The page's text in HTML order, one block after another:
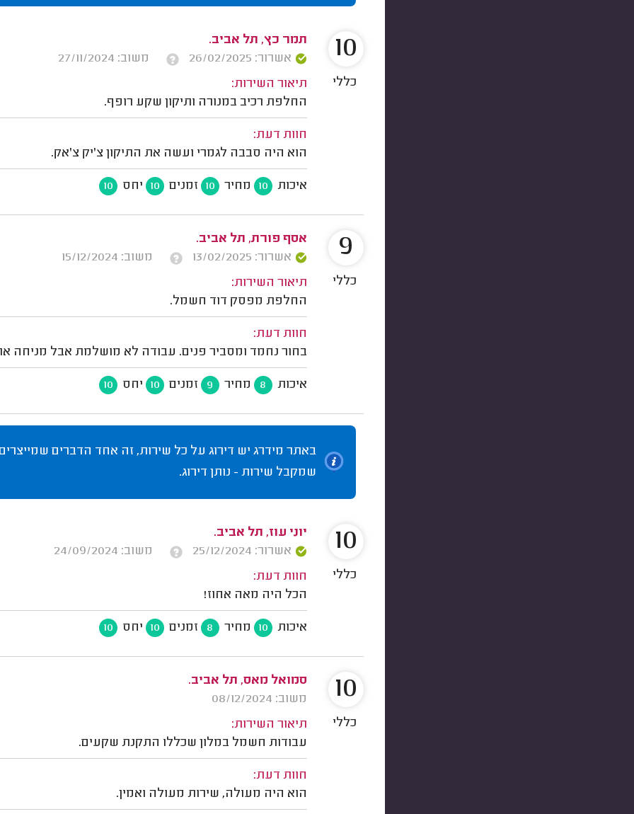
תמר כץ, תל אביב.
אשרור: 26/02/2025
משוב: 27/11/2024
תיאור השירות:
החלפת רכיב במנורה ותיקון שקע רופף.
חוות דעת:
הוא היה סבבה לגמרי ועשה את התיקון צ'יק צ'אק.
איכות 10 מחיר 10 זמנים 10 יחס 10
10
כללי
אסף פורת, תל אביב.
אשרור: 13/02/2025
משוב: 15/12/2024
תיאור השירות:
החלפת מפסק דוד חשמל.
חוות דעת:
בחור נחמד ומסביר פנים. עבודה לא מושלמת אבל מניחה
איכות 8 מחיר 9 זמנים 10 יחס 10
9
כללי
באתר מידרג יש דירוג על כל שירות, זה אחד הדברים
שמקבל שירות - נותן דירוג.
יוני עוז, תל אביב.
אשרור: 25/12/2024
משוב: 24/09/2024
חוות דעת:
הכל היה מאה אחוז!
איכות 10 מחיר 8 זמנים 10 יחס 10
10
כללי
סמואל מאס, תל אביב.
משוב: 08/12/2024
תיאור השירות:
עבודות חשמל במלון שכללו התקנת שקעים.
חוות דעת:
הוא היה מעולה, שירות מעולה ואמין.
10
כללי